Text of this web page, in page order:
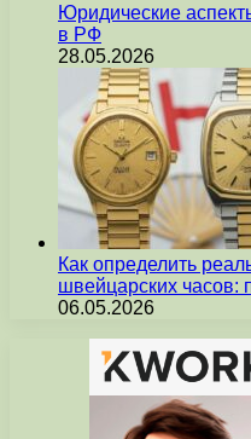
Юридические
в РФ
28.05.2026
Как определить
швейцарских часов:
06.05.2026